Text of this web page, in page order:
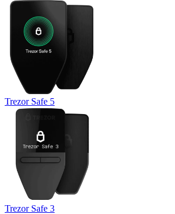
Trezor Safe 5
Trezor Safe 3